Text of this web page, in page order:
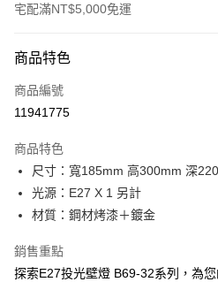
宅配滿NT$5,000免運
信用卡一次付款
LINE Pay
街口支付
悠遊付
全盈+PAY
商品特色
商品編號
11941775
商品特色
尺寸：寬185mm 高300mm 深
光源：E27 X 1 另計
材質：鋼材烤漆＋鍍金
銷售重點
探索E27投光壁燈 B69-32系列，為